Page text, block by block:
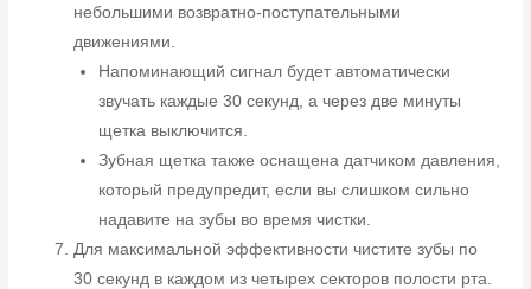
небольшими возвратно-поступательными
движениями.
Напоминающий сигнал будет автоматически
звучать каждые 30 секунд, а через две минуты
щетка выключится.
Зубная щетка также оснащена датчиком давления,
который предупредит, если вы слишком сильно
надавите на зубы во время чистки.
Для максимальной эффективности чистите зубы по
30 секунд в каждом из четырех секторов полости рта.